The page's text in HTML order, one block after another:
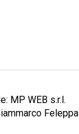
MP WEB s.r.l.
Feleppa